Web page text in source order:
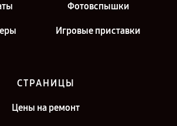
Фотовспышки
Игровые приставки
СТРАНИЦЫ
Цены на ремонт